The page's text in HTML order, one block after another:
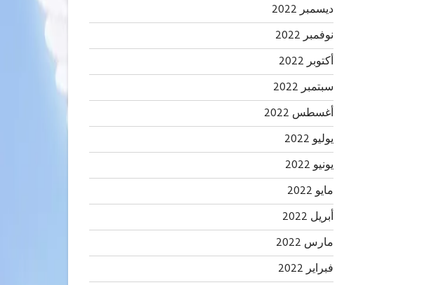
ديسمبر 2022
نوفمبر 2022
أكتوبر 2022
سبتمبر 2022
أغسطس 2022
يوليو 2022
يونيو 2022
مايو 2022
أبريل 2022
مارس 2022
فبراير 2022